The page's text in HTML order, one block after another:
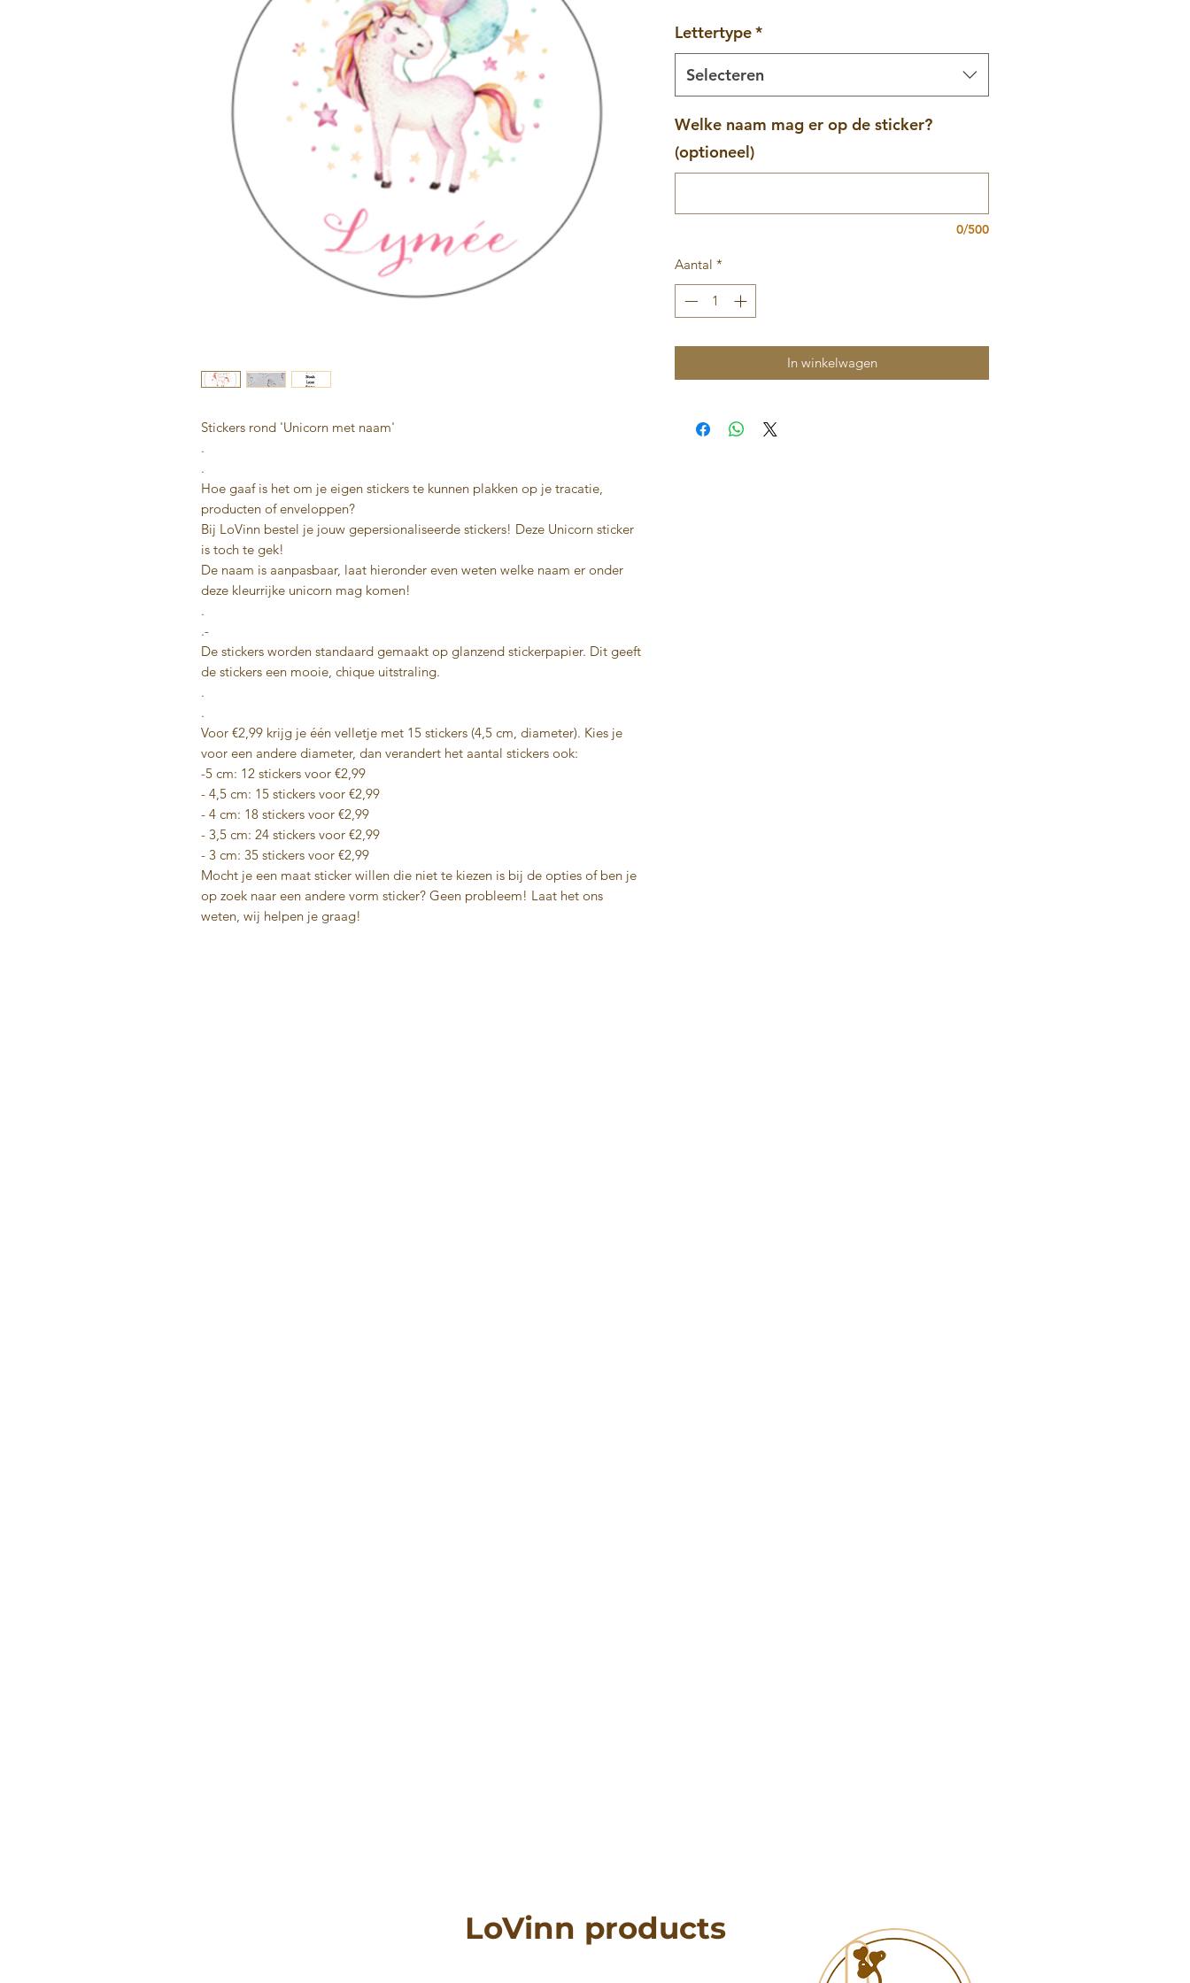
Stickers rond 'Unicorn met naam'
.
.
Hoe gaaf is het om je eigen stickers te kunnen plakken op je tracatie,
producten of enveloppen?
Bij LoVinn bestel je jouw gepersionaliseerde stickers! Deze Unicorn sticker
is toch te gek!
De naam is aanpasbaar, laat hieronder even weten welke naam er onder
deze kleurrijke unicorn mag komen!
.
.-
De stickers worden standaard gemaakt op glanzend stickerpapier. Dit geeft
de stickers een mooie, chique uitstraling.
.
.
Voor €2,99 krijg je één velletje met 15 stickers (4,5 cm, diameter). Kies je
voor een andere diameter, dan verandert het aantal stickers ook:
-5 cm: 12 stickers voor €2,99
- 4,5 cm: 15 stickers voor €2,99
- 4 cm: 18 stickers voor €2,99
- 3,5 cm: 24 stickers voor €2,99
- 3 cm: 35 stickers voor €2,99
Mocht je een maat sticker willen die niet te kiezen is bij de opties of ben je
op zoek naar een andere vorm sticker? Geen probleem! Laat het ons
weten, wij helpen je graag!
Lettertype*
Selecteren
Welke naam mag er op de sticker?
(optioneel)
0/500
Aantal *
In winkelwagen
LoVinn products